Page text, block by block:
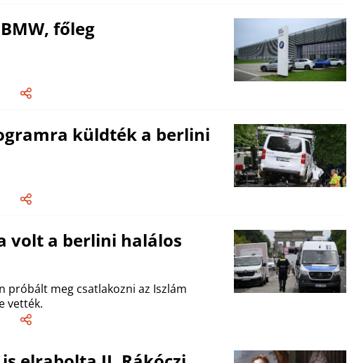
főleg
küldték a berlini
volt a berlini halálos
próbált meg csatlakozni az Iszlám
vették.